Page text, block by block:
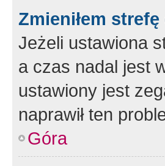
Zmieniłem
Jeżeli ustawiona
a czas nadal jest
ustawiony jest
naprawił ten
Góra